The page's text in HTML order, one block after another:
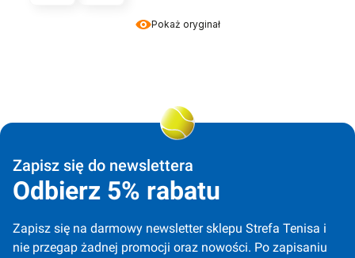
Pokaż oryginał
Zapisz się do newslettera
Odbierz 5% rabatu
Zapisz się na darmowy newsletter sklepu Strefa Tenisa i
nie przegap żadnej promocji oraz nowości. Po zapisaniu